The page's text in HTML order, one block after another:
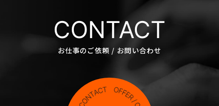
CONTACT
お仕事のご依頼 / お問い合わせ